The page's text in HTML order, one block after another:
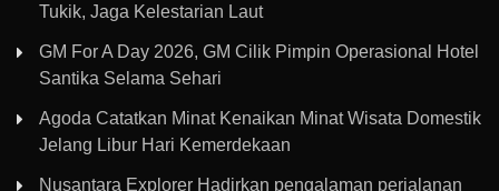
Tukik, Jaga Kelestarian Laut
GM For A Day 2026, GM Cilik Pimpin Operasional Hotel
Santika Selama Sehari
Agoda Catatkan Minat Kenaikan Minat Wisata Domestik
Jelang Libur Hari Kemerdekaan
Nusantara Explorer Hadirkan pengalaman perjalanan